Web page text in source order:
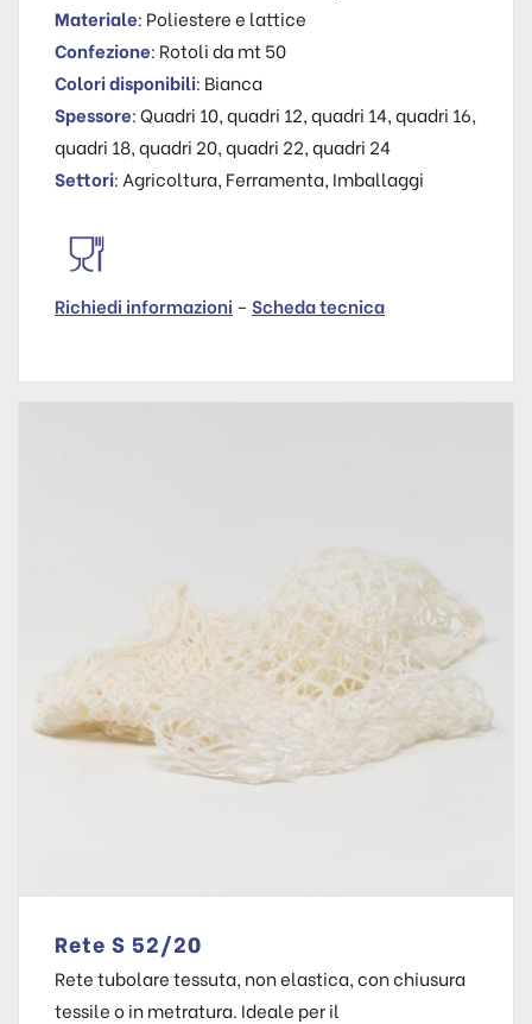
Materiale: Poliestere e lattice
Confezione: Rotoli da mt 50
Colori disponibili: Bianca
Spessore: Quadri 10, quadri 12, quadri 14, quadri 16,
quadri 18, quadri 20, quadri 22, quadri 24
Settori: Agricoltura, Ferramenta, Imballaggi
Richiedi informazioni – Scheda tecnica
Rete S 52/20
Rete tubolare tessuta, non elastica, con chiusura
tessile o in metratura. Ideale per il